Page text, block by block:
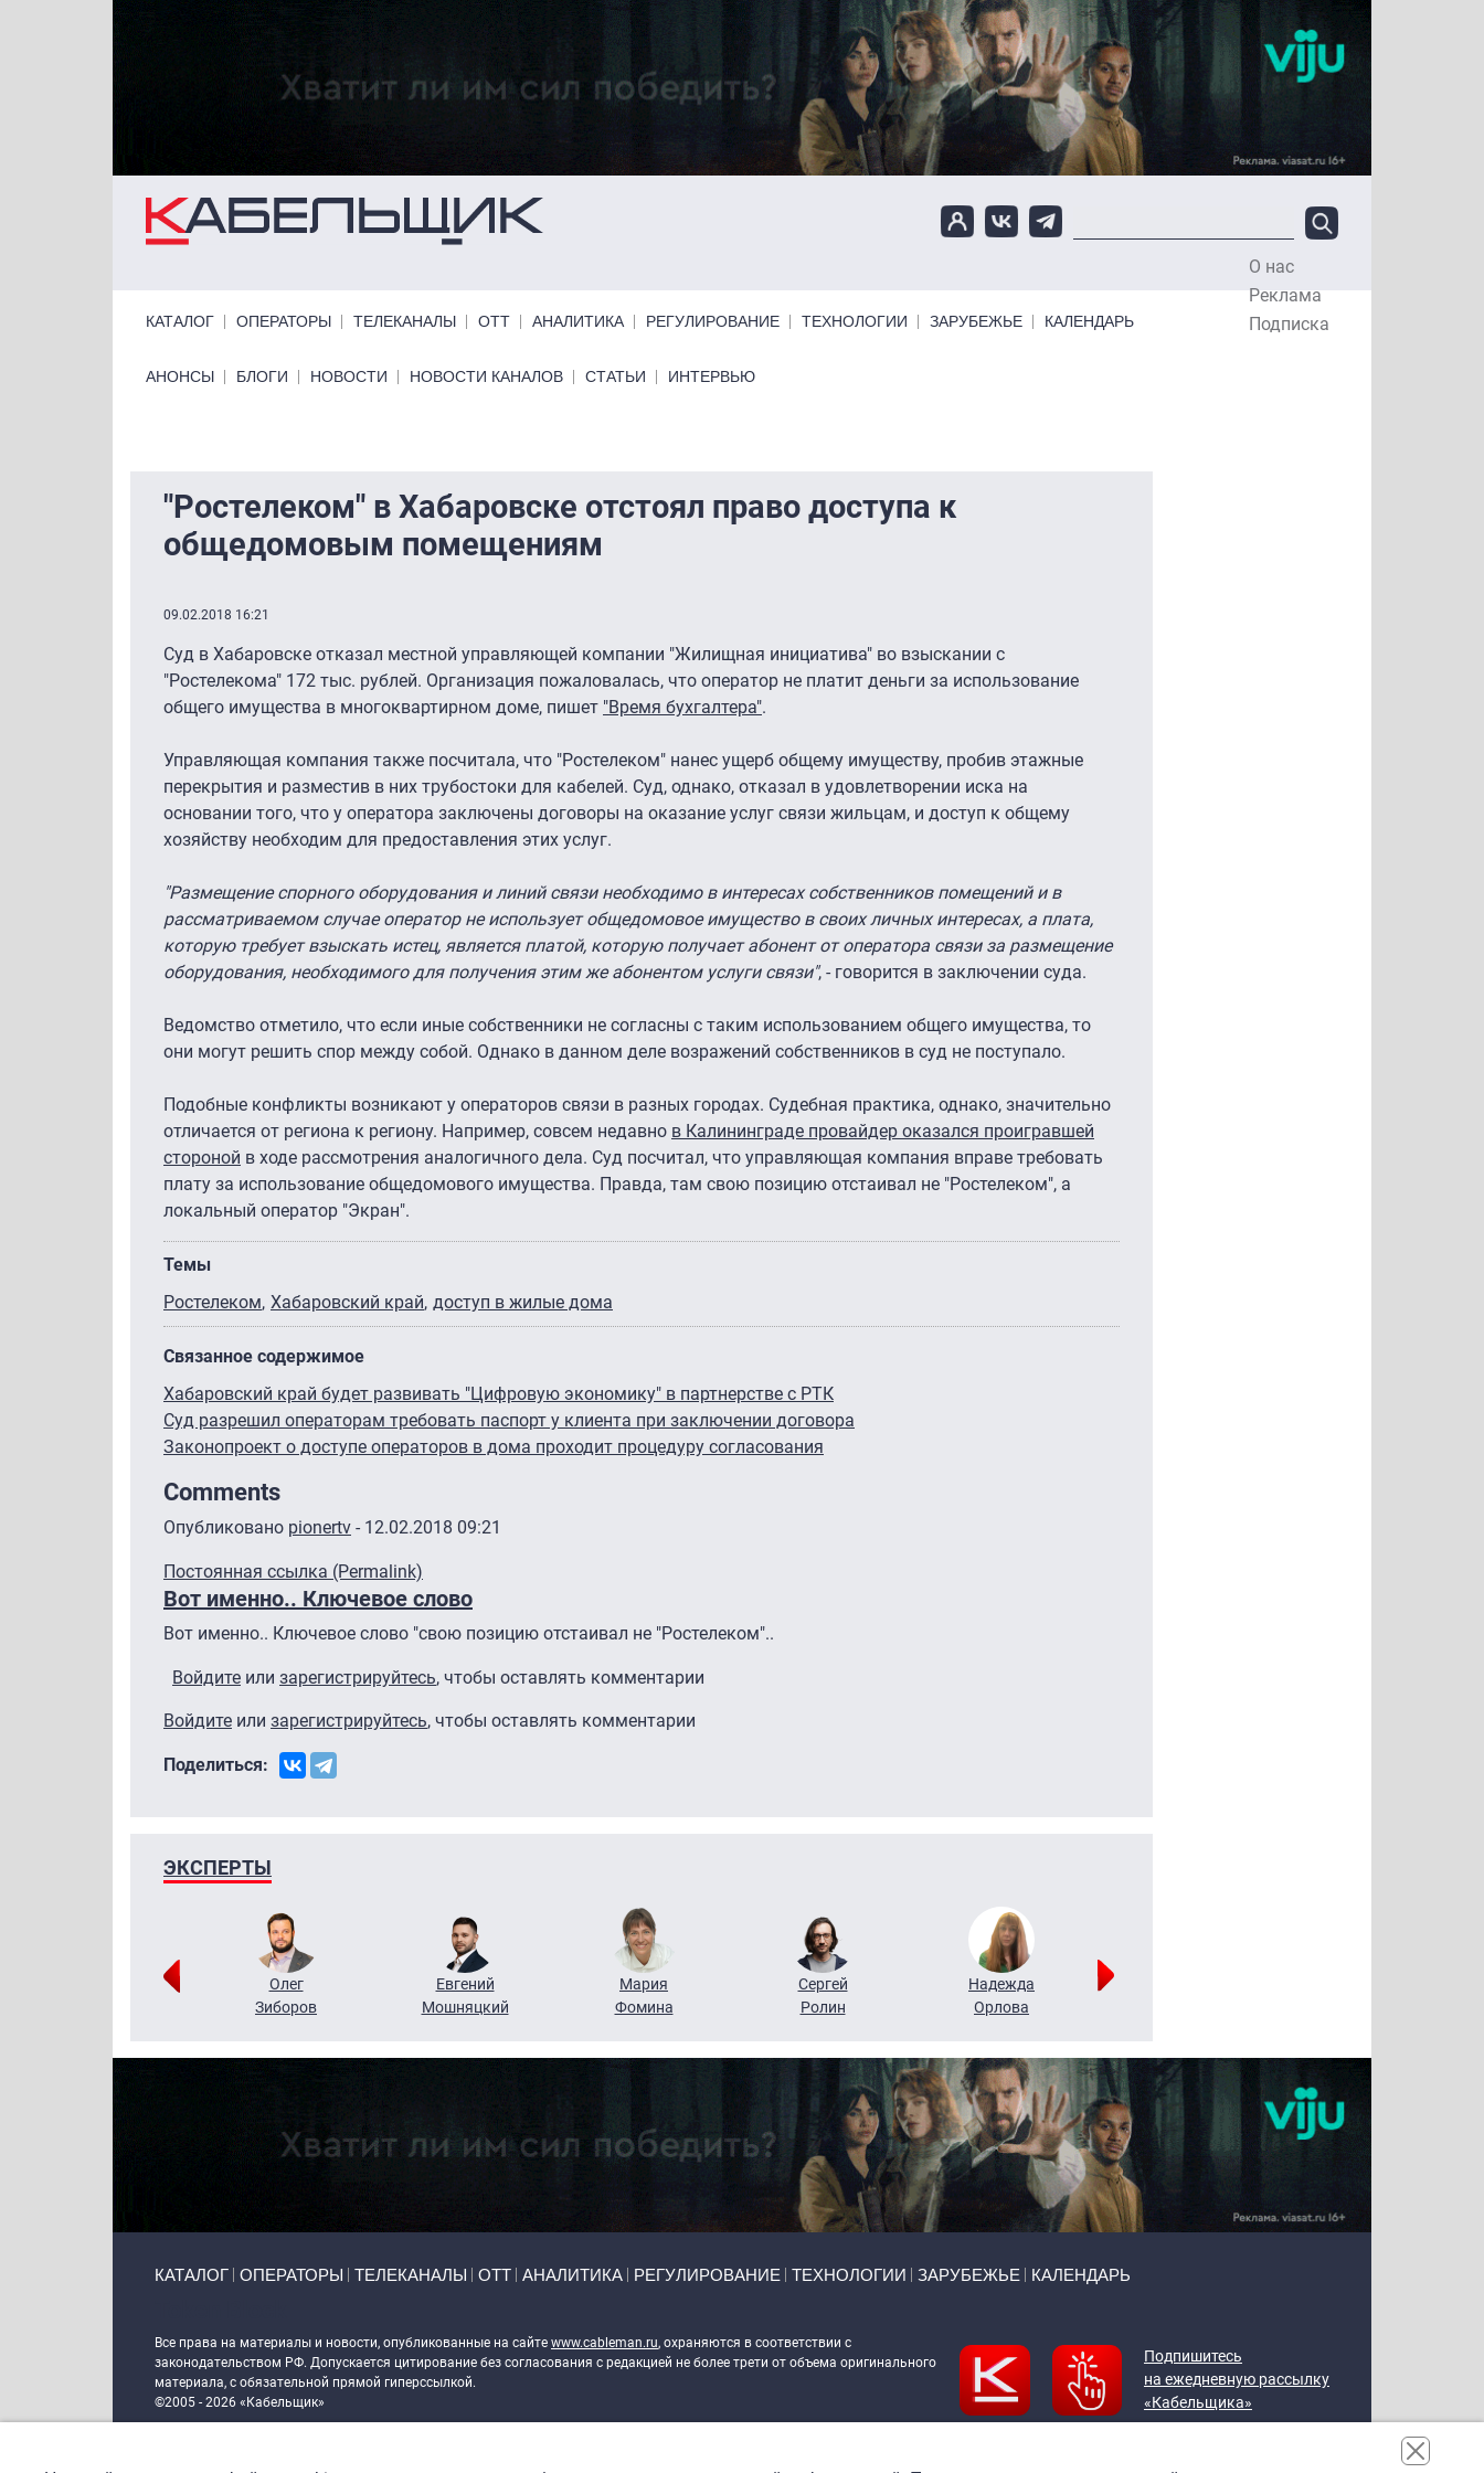
О нас
Реклама
Подписка
КАТАЛОГ ОПЕРАТОРЫ ТЕЛЕКАНАЛЫ ОТТ АНАЛИТИКА РЕГУЛИРОВАНИЕ ТЕХНОЛОГИИ ЗАРУБЕЖЬЕ КАЛЕНДАРЬ
Primary links bottom
АНОНСЫ БЛОГИ НОВОСТИ НОВОСТИ КАНАЛОВ СТАТЬИ ИНТЕРВЬЮ
"Ростелеком" в Хабаровске отстоял право доступа к
общедомовым помещениям
09.02.2018 16:21
Суд в Хабаровске отказал местной управляющей компании "Жилищная инициатива" во взыскании с
"Ростелекома" 172 тыс. рублей. Организация пожаловалась, что оператор не платит деньги за использование
общего имущества в многоквартирном доме, пишет "Время бухгалтера".
Управляющая компания также посчитала, что "Ростелеком" нанес ущерб общему имуществу, пробив этажные
перекрытия и разместив в них трубостоки для кабелей. Суд, однако, отказал в удовлетворении иска на
основании того, что у оператора заключены договоры на оказание услуг связи жильцам, и доступ к общему
хозяйству необходим для предоставления этих услуг.
"Размещение спорного оборудования и линий связи необходимо в интересах собственников помещений и в
рассматриваемом случае оператор не использует общедомовое имущество в своих личных интересах, а плата,
которую требует взыскать истец, является платой, которую получает абонент от оператора связи за размещение
оборудования, необходимого для получения этим же абонентом услуги связи", - говорится в заключении суда.
Ведомство отметило, что если иные собственники не согласны с таким использованием общего имущества, то
они могут решить спор между собой. Однако в данном деле возражений собственников в суд не поступало.
Подобные конфликты возникают у операторов связи в разных городах. Судебная практика, однако, значительно
отличается от региона к региону. Например, совсем недавно в Калининграде провайдер оказался проигравшей
стороной в ходе рассмотрения аналогичного дела. Суд посчитал, что управляющая компания вправе требовать
плату за использование общедомового имущества. Правда, там свою позицию отстаивал не "Ростелеком", а
локальный оператор "Экран".
Темы
Ростелеком Хабаровский край доступ в жилые дома
Связанное содержимое
Хабаровский край будет развивать "Цифровую экономику" в партнерстве с РТК
Суд разрешил операторам требовать паспорт у клиента при заключении договора
Законопроект о доступе операторов в дома проходит процедуру согласования
Comments
Опубликовано pionertv - 12.02.2018 09:21
Постоянная ссылка (Permalink)
Вот именно.. Ключевое слово
Вот именно.. Ключевое слово "свою позицию отстаивал не "Ростелеком"..
Войдите или зарегистрируйтесь, чтобы оставлять комментарии
Войдите или зарегистрируйтесь, чтобы оставлять комментарии
Поделиться:
ЭКСПЕРТЫ
Олег
Зиборов
Евгений
Мошняцкий
Мария
Фомина
Сергей
Ролин
Надежда
Орлова
КАТАЛОГ ОПЕРАТОРЫ ТЕЛЕКАНАЛЫ ОТТ АНАЛИТИКА РЕГУЛИРОВАНИЕ ТЕХНОЛОГИИ ЗАРУБЕЖЬЕ КАЛЕНДАРЬ
Все права на материалы и новости, опубликованные на сайте www.cableman.ru, охраняются в соответствии с
законодательством РФ. Допускается цитирование без согласования с редакцией не более трети от объема оригинального
материала, с обязательной прямой гиперссылкой.
©2005 - 2026 «Кабельщик»
Подпишитесь
на ежедневную рассылку
«Кабельщика»